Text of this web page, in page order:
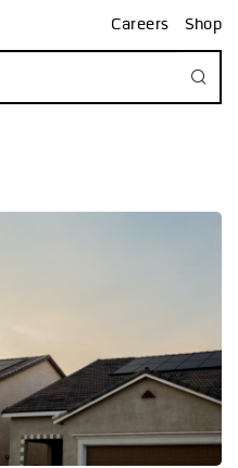
Careers Shop